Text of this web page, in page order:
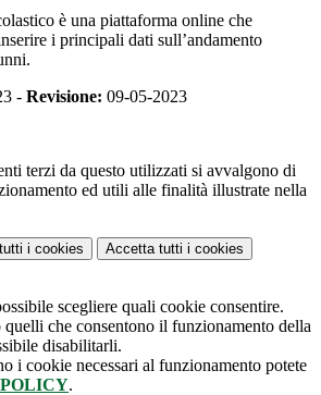
è una piattaforma online che
i principali dati sull’andamento
- Revisione: 09-05-2023
terzi da questo utilizzati si avvalgono di
ed utili alle finalità illustrate nella
i cookies Accetta tutti i cookies
scegliere quali cookie consentire.
quelli che consentono il funzionamento della
disabilitarli.
i cookie necessari al funzionamento potete
.